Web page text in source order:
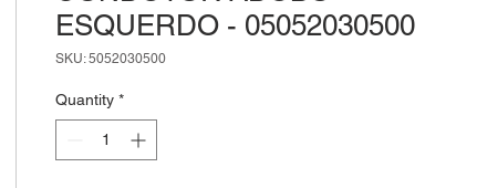
ESQUERDO - 05052030500
SKU: 5052030500
Quantity *